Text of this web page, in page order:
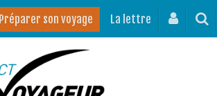
Préparer son voyage La lettre